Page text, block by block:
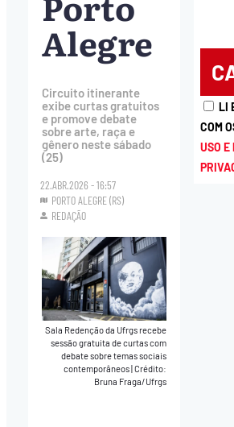
Alegre
Circuito itinerante
exibe curtas gratuitos
e promove debate
sobre arte, raça e
gênero neste sábado
(25)
22.ABR.2026 - 16:57
PORTO ALEGRE (RS)
REDAÇÃO
Sala Redenção da Ufrgs recebe
sessão gratuita de curtas com
debate sobre temas sociais
contemporâneos|Crédito:
Bruna Fraga/Ufrgs
LI
COM
USO